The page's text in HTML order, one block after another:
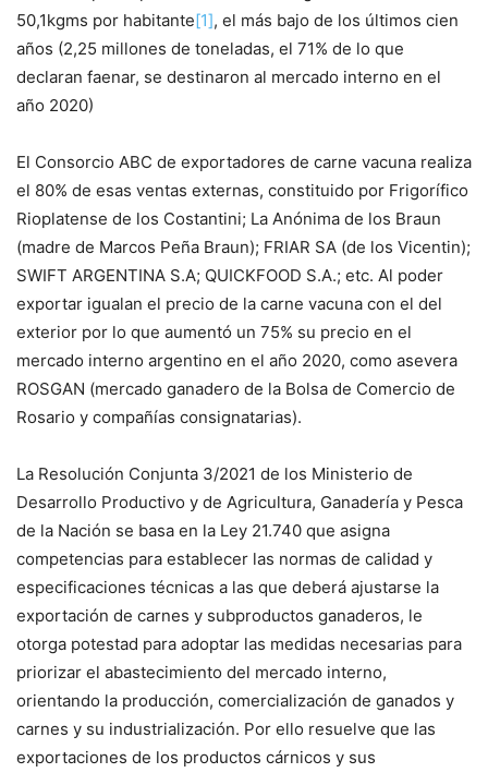
50,1kgms por habitante[1], el más bajo de los últimos cien
años (2,25 millones de toneladas, el 71% de lo que
declaran faenar, se destinaron al mercado interno en el
año 2020)
El Consorcio ABC de exportadores de carne vacuna realiza
el 80% de esas ventas externas, constituido por Frigorífico
Rioplatense de los Costantini; La Anónima de los Braun
(madre de Marcos Peña Braun); FRIAR SA (de los Vicentin);
SWIFT ARGENTINA S.A; QUICKFOOD S.A.; etc. Al poder
exportar igualan el precio de la carne vacuna con el del
exterior por lo que aumentó un 75% su precio en el
mercado interno argentino en el año 2020, como asevera
ROSGAN (mercado ganadero de la Bolsa de Comercio de
Rosario y compañías consignatarias).
La Resolución Conjunta 3/2021 de los Ministerio de
Desarrollo Productivo y de Agricultura, Ganadería y Pesca
de la Nación se basa en la Ley 21.740 que asigna
competencias para establecer las normas de calidad y
especificaciones técnicas a las que deberá ajustarse la
exportación de carnes y subproductos ganaderos, le
otorga potestad para adoptar las medidas necesarias para
priorizar el abastecimiento del mercado interno,
orientando la producción, comercialización de ganados y
carnes y su industrialización. Por ello resuelve que las
exportaciones de los productos cárnicos y sus